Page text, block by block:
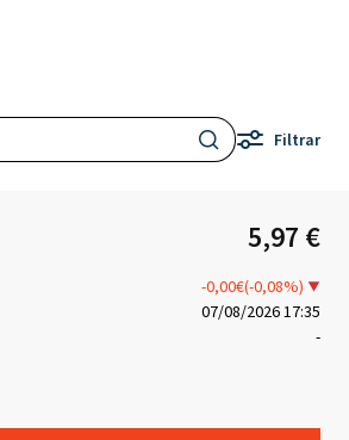
Filtrar
5,97 €
-0,00€(-0,08%)
07/08/2026 17:35
-